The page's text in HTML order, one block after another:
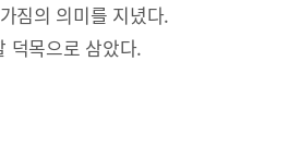
짐의 의미를 지녔다.
덕목으로 삼았다.